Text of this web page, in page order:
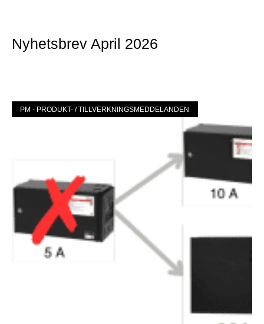
Nyhetsbrev April 2026
PM - PRODUKT- / TILLVERKNINGSMEDDELANDEN